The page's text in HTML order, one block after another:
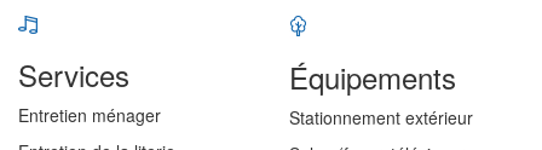
Services
Entretien ménager
Équipements
Stationnement extérieur